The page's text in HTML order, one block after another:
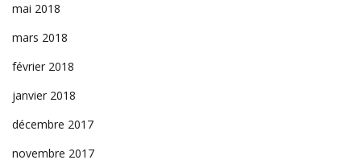
mai 2018
mars 2018
février 2018
janvier 2018
décembre 2017
novembre 2017